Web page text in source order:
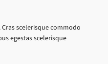
scelerisque commodo
egestas scelerisque